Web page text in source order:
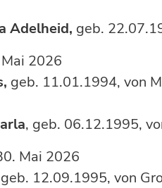
Adelheid, geb.
15. Mai 2026
geb. 11.01.1994, von
, geb. 06.12.1995,
30. Mai 2026
geb. 12.09.1995, von